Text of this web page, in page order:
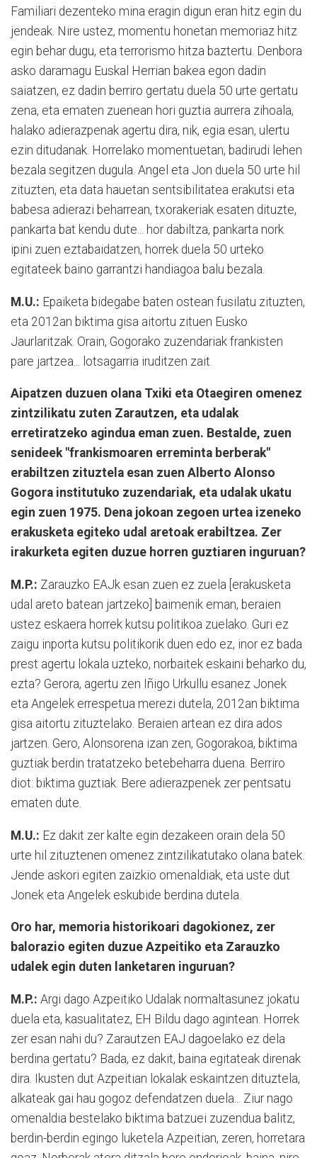
Familiari dezenteko mina eragin digun eran hitz egin du
jendeak. Nire ustez, momentu honetan memoriaz hitz
egin behar dugu, eta terrorismo hitza baztertu. Denbora
asko daramagu Euskal Herrian bakea egon dadin
saiatzen, ez dadin berriro gertatu duela 50 urte gertatu
zena, eta ematen zuenean hori guztia aurrera zihoala,
halako adierazpenak agertu dira, nik, egia esan, ulertu
ezin ditudanak. Horrelako momentuetan, badirudi lehen
bezala segitzen dugula. Angel eta Jon duela 50 urte hil
zituzten, eta data hauetan sentsibilitatea erakutsi eta
babesa adierazi beharrean, txorakeriak esaten dituzte,
pankarta bat kendu dute... hor dabiltza, pankarta nork
ipini zuen eztabaidatzen, horrek duela 50 urteko
egitateek baino garrantzi handiagoa balu bezala.
M.U.: Epaiketa bidegabe baten ostean fusilatu zituzten,
eta 2012an biktima gisa aitortu zituen Eusko
Jaurlaritzak. Orain, Gogorako zuzendariak frankisten
pare jartzea... lotsagarria iruditzen zait.
Aipatzen duzuen olana Txiki eta Otaegiren omenez
zintzilikatu zuten Zarautzen, eta udalak
erretiratzeko agindua eman zuen. Bestalde, zuen
senideek "frankismoaren erreminta berberak"
erabiltzen zituztela esan zuen Alberto Alonso
Gogora institutuko zuzendariak, eta udalak ukatu
egin zuen 1975. Dena jokoan zegoen urtea izeneko
erakusketa egiteko udal aretoak erabiltzea. Zer
irakurketa egiten duzue horren guztiaren inguruan?
M.P.: Zarauzko EAJk esan zuen ez zuela [erakusketa
udal areto batean jartzeko] baimenik eman, beraien
ustez eskaera horrek kutsu politikoa zuelako. Guri ez
zaigu inporta kutsu politikorik duen edo ez, inor ez bada
prest agertu lokala uzteko, norbaitek eskaini beharko du,
ezta? Gerora, agertu zen Iñigo Urkullu esanez Jonek
eta Angelek errespetua merezi dutela, 2012an biktima
gisa aitortu zituztelako. Beraien artean ez dira ados
jartzen. Gero, Alonsorena izan zen, Gogorakoa, biktima
guztiak berdin tratatzeko betebeharra duena. Berriro
diot: biktima guztiak. Bere adierazpenek zer pentsatu
ematen dute.
M.U.: Ez dakit zer kalte egin dezakeen orain dela 50
urte hil zituztenen omenez zintzilikatutako olana batek.
Jende askori egiten zaizkio omenaldiak, eta uste dut
Jonek eta Angelek eskubide berdina dutela.
Oro har, memoria historikoari dagokionez, zer
balorazio egiten duzue Azpeitiko eta Zarauzko
udalek egin duten lanketaren inguruan?
M.P.: Argi dago Azpeitiko Udalak normaltasunez jokatu
duela eta, kasualitatez, EH Bildu dago agintean. Horrek
zer esan nahi du? Zarautzen EAJ dagoelako ez dela
berdina gertatu? Bada, ez dakit, baina egitateak direnak
dira. Ikusten dut Azpeitian lokalak eskaintzen dituztela,
alkateak gai hau gogoz defendatzen duela... Ziur nago
omenaldia bestelako biktima batzuei zuzendua balitz,
berdin-berdin egingo luketela Azpeitian, zeren, horretara